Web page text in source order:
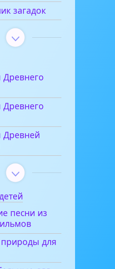
загадок
песни из
природы для